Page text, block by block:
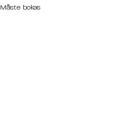
Måste bokas